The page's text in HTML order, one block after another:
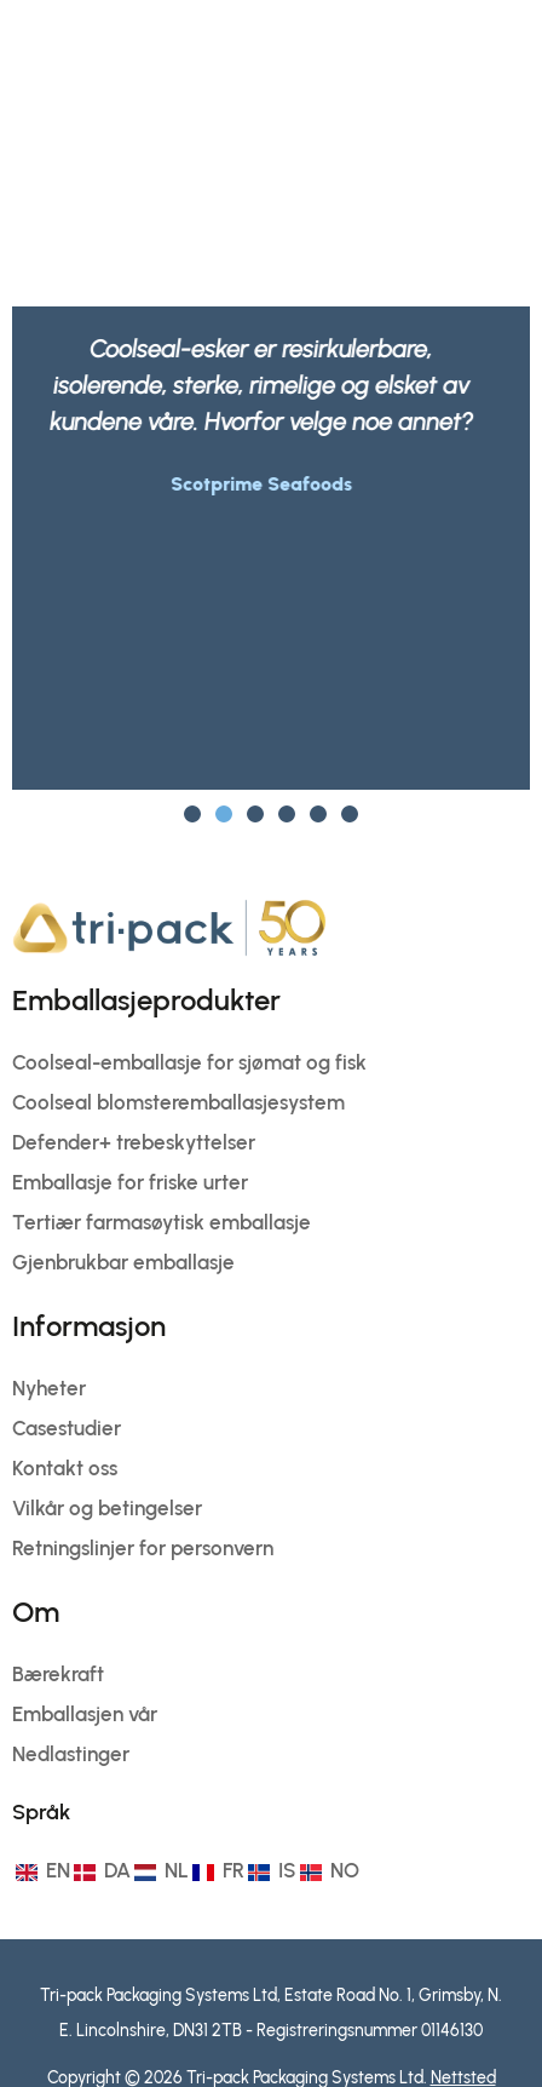
Vi føler oss tryggere når vi vet at all
emballasjen vår ikke bare er sterk og
robust, men også 100% resirkulerbar av
Emballasjeprodukter
Coolseal-emballasje for sjømat og fisk
Coolseal blomsteremballasjesystem
Defender+ trebeskyttelser
Emballasje for friske urter
Tertiær farmasøytisk emballasje
Gjenbrukbar emballasje
Informasjon
Nyheter
Casestudier
Kontakt oss
Vilkår og betingelser
Retningslinjer for personvern
Om
Bærekraft
Emballasjen vår
Nedlastinger
Språk
EN DA NL FR IS NO
Tri-pack Packaging Systems Ltd, Estate Road No. 1, Grimsby, N.
E. Lincolnshire, DN31 2TB - Registreringsnummer 01146130
Copyright © 2026 Tri-pack Packaging Systems Ltd. Nettsted